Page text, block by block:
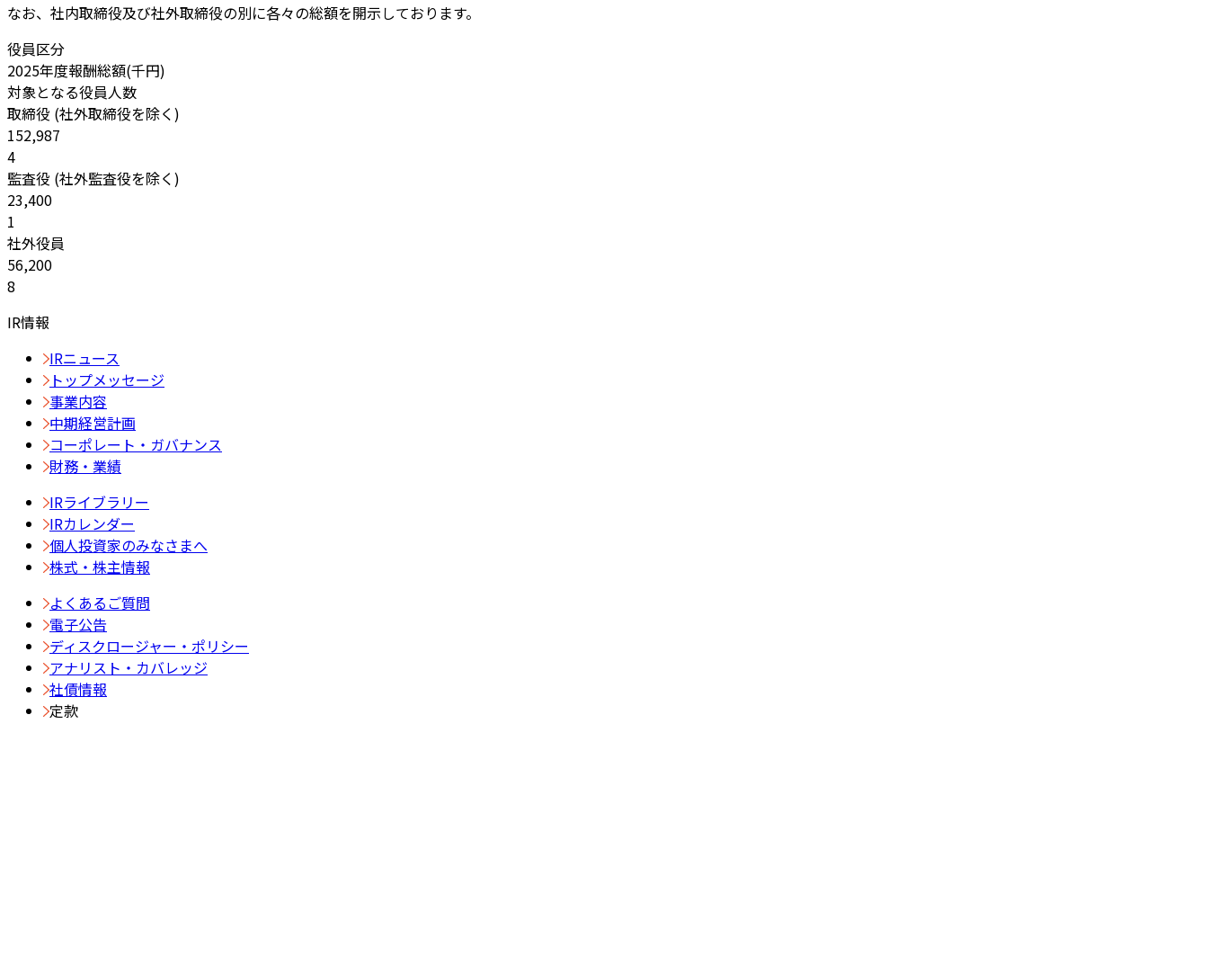
なお、社内取締役及び社外取締役の別に各々の総額を開示しております。
役員区分
2025年度報酬総額(千円)
対象となる役員人数
取締役 (社外取締役を除く)
152,987
4
監査役 (社外監査役を除く)
23,400
1
社外役員
56,200
8
IR情報
IRニュース
トップメッセージ
事業内容
中期経営計画
コーポレート・ガバナンス
財務・業績
IRライブラリー
IRカレンダー
個人投資家のみなさまへ
株式・株主情報
よくあるご質問
電子公告
ディスクロージャー・ポリシー
アナリスト・カバレッジ
社債情報
定款